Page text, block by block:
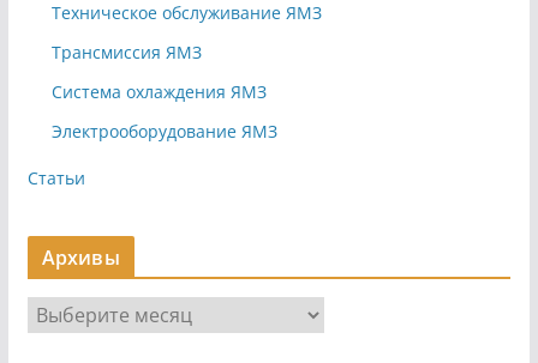
Техническое обслуживание ЯМЗ
Трансмиссия ЯМЗ
Система охлаждения ЯМЗ
Электрооборудование ЯМЗ
Статьи
Архивы